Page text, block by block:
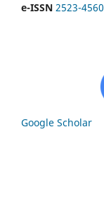
e-ISSN 2523-4560
Google Scholar